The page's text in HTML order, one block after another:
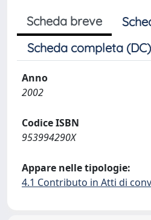
Scheda breve
Scheda completa (DC)
Anno
2002
Codice ISBN
953994290X
Appare nelle tipologie:
4.1 Contributo in Atti di